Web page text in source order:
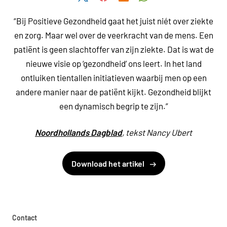
“Bij Positieve Gezondheid gaat het juist niét over ziekte
en zorg. Maar wel over de veerkracht van de mens. Een
patiënt is geen slachtoffer van zijn ziekte. Dat is wat de
nieuwe visie op ‘gezondheid’ ons leert. In het land
ontluiken tientallen initiatieven waarbij men op een
andere manier naar de patiënt kijkt. Gezondheid blijkt
een dynamisch begrip te zijn.”
Noordhollands Dagblad, tekst Nancy Ubert
Download het artikel
Contact